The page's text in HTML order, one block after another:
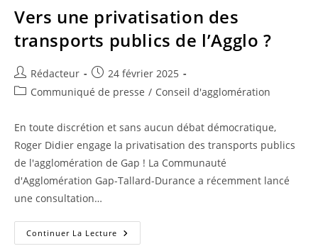
Vers une privatisation des
transports publics de l’Agglo ?
Auteur/autrice
de
Rédacteur
Publication
publiée :
24 février 2025
PostCommuniqué de presse / Conseil d'agglomération
En toute discrétion et sans aucun débat démocratique,
Roger Didier engage la privatisation des transports publics
de l'agglomération de Gap ! La Communauté
d'Agglomération Gap-Tallard-Durance a récemment lancé
une consultation…
Continuer La Lecture Vers
Une